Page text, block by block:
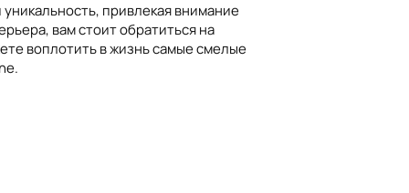
привлекая внимание
вам стоит обратиться на
воплотить в жизнь самые смелые